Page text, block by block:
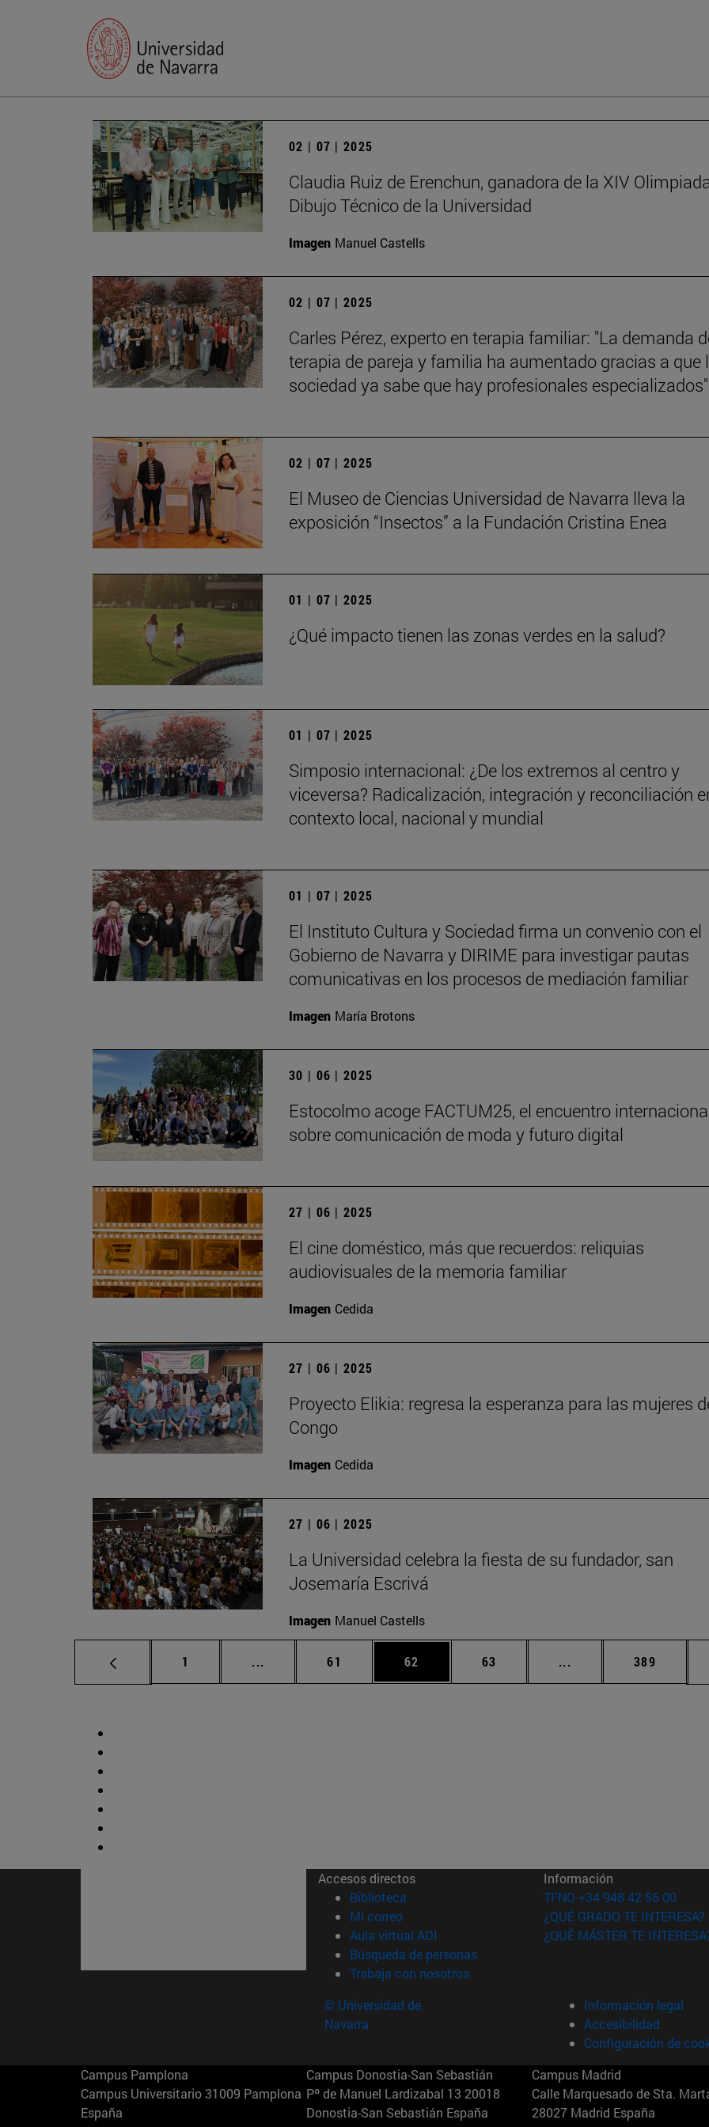
02 | 07 | 2025
Claudia Ruiz de Erenchun, ganadora de la XIV
Dibujo Técnico de la Universidad
Imagen Manuel Castells
02 | 07 | 2025
Carles Pérez, experto en terapia familiar: "La demanda
terapia de pareja y familia ha aumentado gracias a que
sociedad ya sabe que hay profesionales especializados"
02 | 07 | 2025
El Museo de Ciencias Universidad de Navarra lleva la
exposición “Insectos” a la Fundación Cristina Enea
01 | 07 | 2025
¿Qué impacto tienen las zonas verdes en la salud?
01 | 07 | 2025
Simposio internacional: ¿De los extremos al centro y
viceversa? Radicalización, integración y reconciliación
contexto local, nacional y mundial
01 | 07 | 2025
El Instituto Cultura y Sociedad firma un convenio con el
Gobierno de Navarra y DIRIME para investigar pautas
comunicativas en los procesos de mediación familiar
Imagen María Brotons
30 | 06 | 2025
Estocolmo acoge FACTUM25, el encuentro
sobre comunicación de moda y futuro digital
27 | 06 | 2025
El cine doméstico, más que recuerdos: reliquias
audiovisuales de la memoria familiar
Imagen Cedida
27 | 06 | 2025
Proyecto Elikia: regresa la esperanza para las mujeres
Congo
Imagen Cedida
27 | 06 | 2025
La Universidad celebra la fiesta de su fundador, san
Josemaría Escrivá
Imagen Manuel Castells
Página
1 ... Páginas intermedias Use TAB para desplazarse.
Página
61 Página
62 Página
63 ... Páginas intermedias
Página
389
Accesos directos
Biblioteca (abre en nueva ventana)
Mi correo(abre en nueva ventana)
Aula virtual ADI (abre en nueva ventana)
Búsqueda de personas(abre en nueva ventana)
Trabaja con nosotros(abre en nueva ventana)
Información
TFNO +34 948 42 56 00
¿QUÉ GRADO TE INTERESA?
¿QUÉ MÁSTER TE
© Universidad de
Navarra
Información legal
Accesibilidad
Configuración de
Campus Pamplona
Campus Universitario 31009 Pamplona
España
Campus Donostia-San Sebastián
Pº de Manuel Lardizabal 13 20018
Donostia-San Sebastián España
Campus Madrid
Calle Marquesado de Sta.
28027 Madrid España